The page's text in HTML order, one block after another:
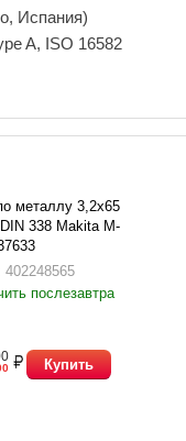
Испания)
A, ISO 16582
металлу 3,2х65
338 Makita M-
402248565
послезавтра
Купить